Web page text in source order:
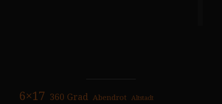
6×17 360 Grad Abendrot Altstadt